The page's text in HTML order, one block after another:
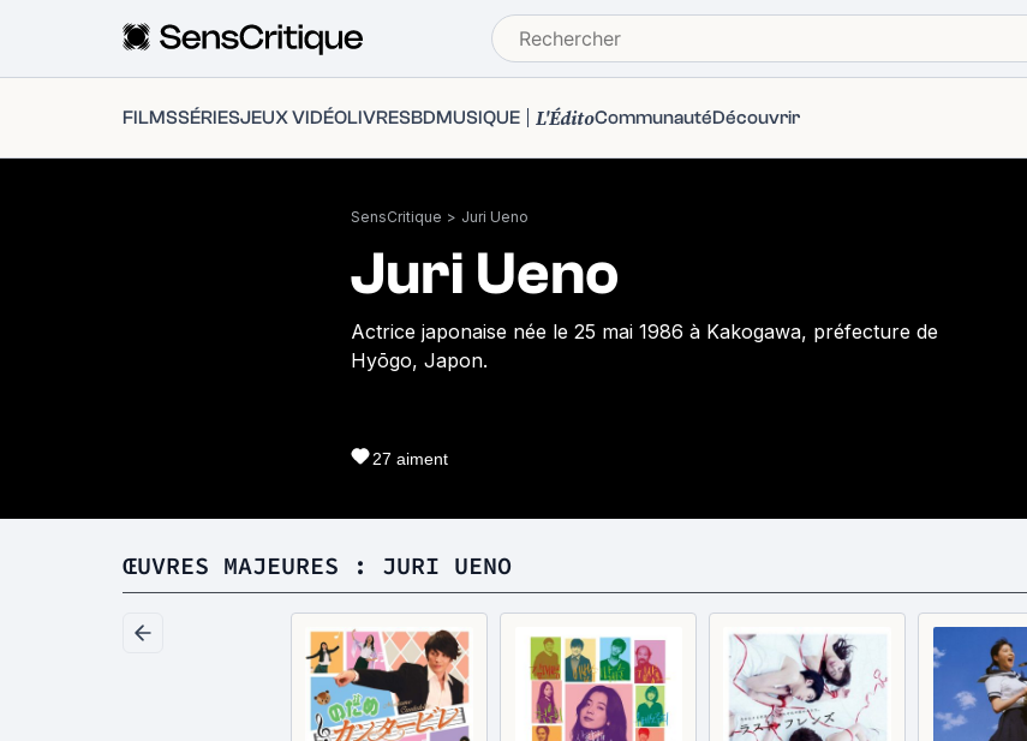
FILMSSÉRIESJEUX VIDÉOLIVRESBDMUSIQUE L'ÉditoCommunautéDécouvrir
SensCritique > Juri Ueno
Juri Ueno
Actrice japonaise née le 25 mai 1986 à Kakogawa, préfecture de
Hyōgo, Japon.
27 aiment
ŒUVRES MAJEURES : JURI UENO